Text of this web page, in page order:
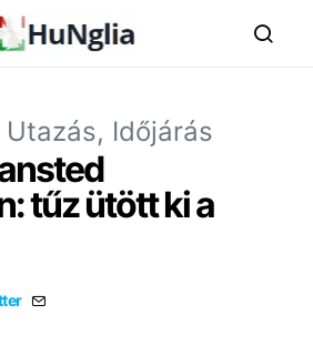
Utazás, Időjárás
tűz ütött ki a